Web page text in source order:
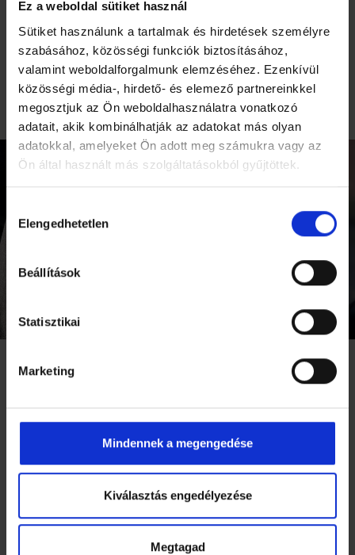
Ez a weboldal sütiket használ
Sütiket használunk a tartalmak és hirdetések személyre
szabásához, közösségi funkciók biztosításához,
valamint weboldalforgalmunk elemzéséhez. Ezenkívül
közösségi média-, hirdető- és elemező partnereinkkel
megosztjuk az Ön weboldalhasználatra vonatkozó
adatait, akik kombinálhatják az adatokat más olyan
adatokkal, amelyeket Ön adott meg számukra vagy az
Ön által használt más szolgáltatásokból gyűjtöttek.
kiválasztása
Elengedhetetlen
Beállítások
Statisztikai
Marketing
Mindennek a megengedése
Kiválasztás engedélyezése
Megtagad
Maximális felhasználói súly: 135 kg
Huzat: Levehető és mosható
* az 5 cm-es bővítőkészlettel kompatibilis
**a 10 cm-es bővítőkészlettel kompatibilis
EGYÉB KIEGÉSZÍTŐK